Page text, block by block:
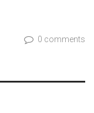
0 comments